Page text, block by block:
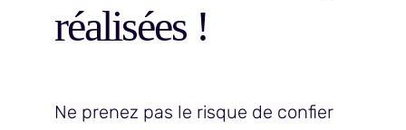
réalisées !
Ne prenez pas le risque de confier